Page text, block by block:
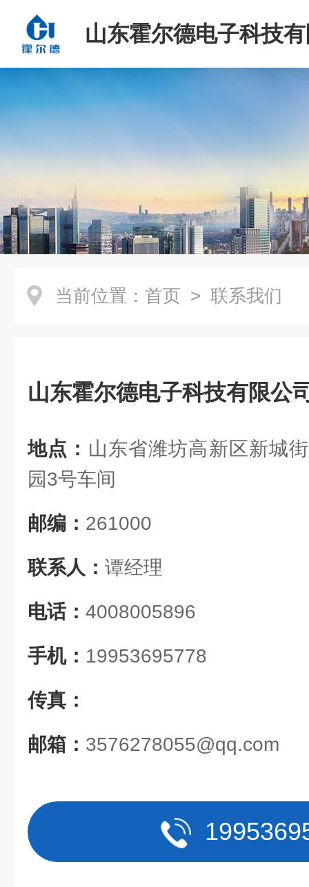
山东霍尔德电子科技
当前位置： 首页 > 联系我们
山东霍尔德电子科技有限公
地点： 山东省潍坊高新区新城
园3号车间
邮编： 261000
联系人： 谭经理
电话： 4008005896
手机： 19953695778
传真：
邮箱： 3576278055@qq.com